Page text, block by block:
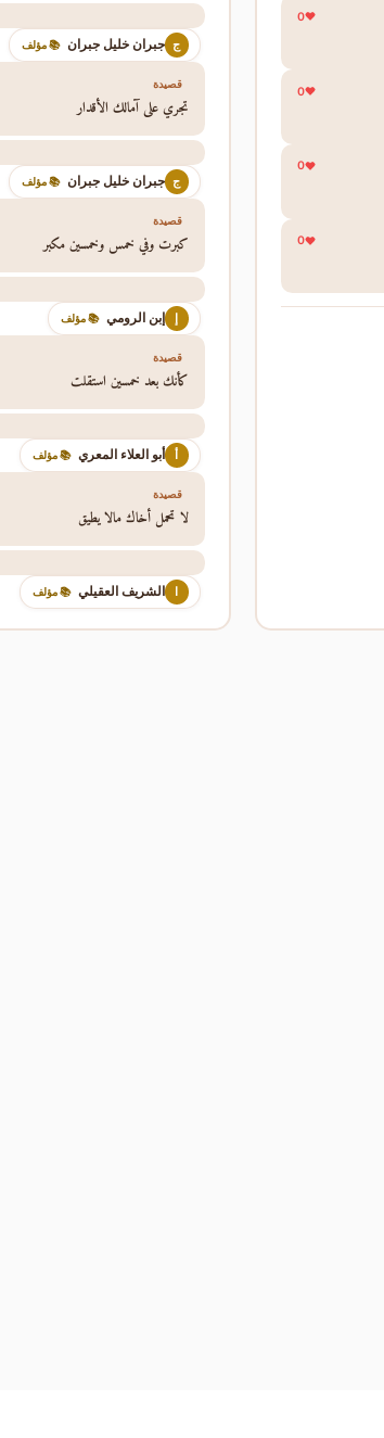
0
0
0
0
ج جبران خليل جبران 📚 مؤلف
قصيدة
تجري على آمالك الأقدار
ج جبران خليل جبران 📚 مؤلف
قصيدة
كبرت وفي خمس وخمسين مكبر
إ إبن الرومي 📚 مؤلف
قصيدة
كأنك بعد خمسين استقلت
أ أبو العلاء المعري 📚 مؤلف
قصيدة
لا تحمل أخاك مالا يطيق
ا الشريف العقيلي 📚 مؤلف